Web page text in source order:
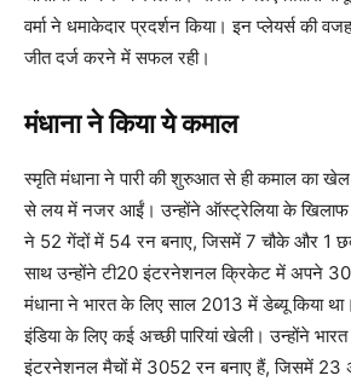
वर्मा ने धमाकेदार प्रदर्शन किया। इन प्लेयर्स की
जीत दर्ज करने में सफल रही।
मंधाना ने किया ये कमाल
स्मृति मंधाना ने पारी की शुरुआत से ही कमाल का खेल
से लय में नजर आईं। उन्होंने ऑस्ट्रेलिया के खिलाफ
ने 52 गेंदों में 54 रन बनाए, जिसमें 7 चौके और 1
साथ उन्होंने टी20 इंटरनेशनल क्रिकेट में अपने
मंधाना ने भारत के लिए साल 2013 में डेब्यू किया
इंडिया के लिए कई अच्छी पारियां खेली। उन्होंने
इंटरनेशनल मैचों में 3052 रन बनाए हैं, जिसमें 23